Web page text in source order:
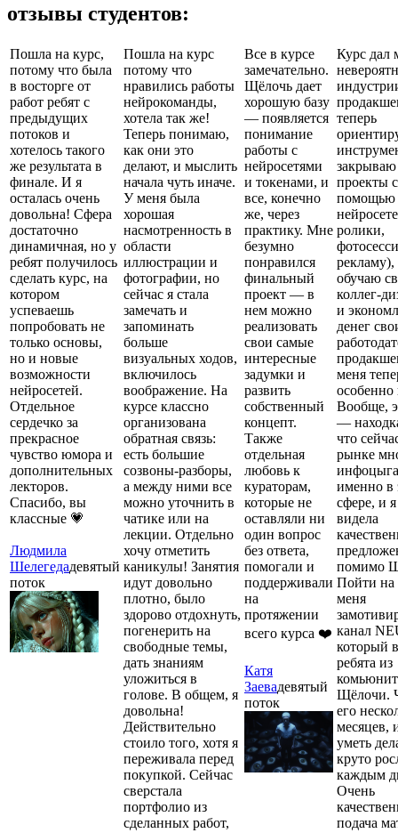
отзывы студентов:
Пошла на курс,
потому что была
в восторге от
работ ребят с
предыдущих
потоков и
хотелось такого
же результата в
финале. И я
осталась очень
довольна! Сфера
достаточно
динамичная, но у
ребят получилось
сделать курс, на
котором
успеваешь
попробовать не
только основы,
но и новые
возможности
нейросетей.
Отдельное
сердечко за
прекрасное
чувство юмора и
дополнительных
лекторов.
Спасибо, вы
классные 💗
Людмила
Шелегедадевятый
поток
Пошла на курс
потому что
нравились работы
нейрокоманды,
хотела так же!
Теперь понимаю,
как они это
делают, и мыслить
начала чуть иначе.
У меня была
хорошая
насмотренность в
области
иллюстрации и
фотографии, но
сейчас я стала
замечать и
запоминать
больше
визуальных ходов,
включилось
воображение. На
курсе классно
организована
обратная связь:
есть большие
созвоны-разборы,
а между ними все
можно уточнить в
чатике или на
лекции. Отдельно
хочу отметить
каникулы! Занятия
идут довольно
плотно, было
здорово отдохнуть,
погенерить на
свободные темы,
дать знаниям
уложиться в
голове. В общем, я
довольна!
Действительно
стоило того, хотя я
переживала перед
покупкой. Сейчас
сверстала
портфолио из
сделанных работ,
Все в курсе
замечательно.
Щёлочь дает
хорошую базу
— появляется
понимание
работы с
нейросетями
и токенами, и
все, конечно
же, через
практику. Мне
безумно
понравился
финальный
проект — в
нем можно
реализовать
свои самые
интересные
задумки и
развить
собственный
концепт.
Также
отдельная
любовь к
кураторам,
которые не
оставляли ни
один вопрос
без ответа,
помогали и
поддерживали
на
протяжении
всего курса ❤️
Катя
Заевадевятый
поток
Курс дал
теперь
закрываю
проекты с
помощью
ролики,
рекламу),
обучаю
коллег-
и
денег
меня
особенно
Вообще,
—
что
рынке
именно в
сфере, и
видела
помимо
Пойти на
меня
канал
который
ребята из
Щёлочи.
его
месяцев,
уметь
круто
каждым
Очень
подача